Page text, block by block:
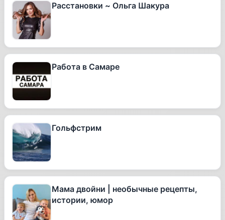
Расстановки ~ Ольга Шакура
Работа в Самаре
Гольфстрим
Мама двойни | необычные рецепты,
истории, юмор